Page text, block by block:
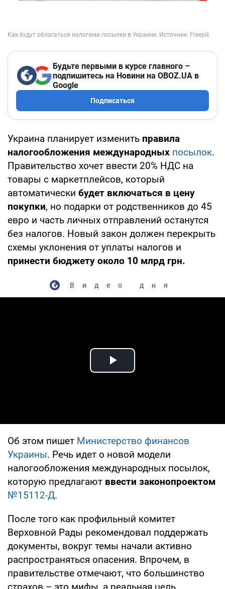
Будьте первыми в курсе главного –
подпишитесь на Новини на OBOZ.UA в
Google
Подписаться
Украина планирует изменить правила
налогообложения международных посылок.
Правительство хочет ввести 20% НДС на
товары с маркетплейсов, который
автоматически будет включаться в цену
покупки, но подарки от родственников до 45
евро и часть личных отправлений останутся
без налогов. Новый закон должен перекрыть
схемы уклонения от уплаты налогов и
принести бюджету около 10 млрд грн.
Видео дня
Play Video
Об этом пишет Министерство финансов
Украины. Речь идет о новой модели
налогообложения международных посылок,
которую предлагают ввести законопроектом
№15112-Д.
После того как профильный комитет
Верховной Рады рекомендовал поддержать
документы, вокруг темы начали активно
распространяться опасения. Впрочем, в
правительстве отмечают, что большинство
страхов – это мифы, а реальная цель